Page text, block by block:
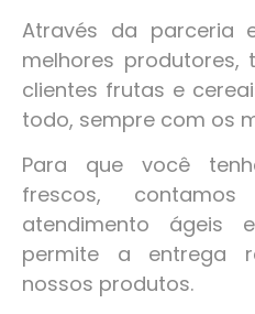
Através da parceria
melhores produtores,
clientes frutas e
todo, sempre com os
Para que você
frescos,
atendimento ágeis
permite a entrega
nossos produtos.